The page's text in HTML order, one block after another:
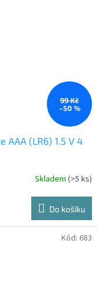
99 Kč
–50 %
AAA (LR6) 1.5 V 4
Skladem (>5 ks)
Do košíku
Kód: 683